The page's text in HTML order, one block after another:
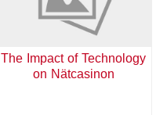
The Impact of Technology
on Nätcasinon